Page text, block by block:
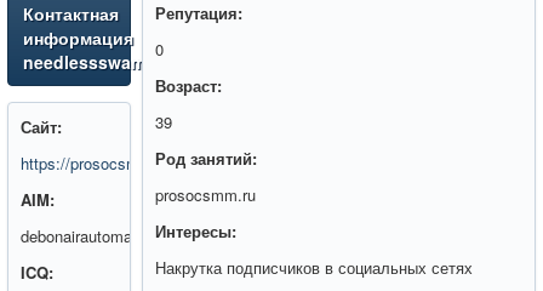
Контактная
информация
needlessswamp14
Сайт:
https://prosocsmm.ru/services
AIM:
debonairautomat
ICQ:
Репутация:
0
Возраст:
39
Род занятий:
prosocsmm.ru
Интересы:
Накрутка подписчиков в социальных сетях